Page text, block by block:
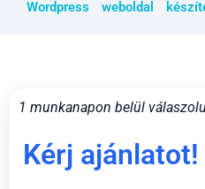
Wordpress weboldal
1 munkanapon belül
Kérj ajánlatot!